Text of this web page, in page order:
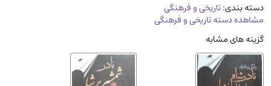
زندگینامه شهدا(9)
کتاب چاپ سنگی و کتاب خطی قدیمی
جغرافیا(9)
استخدامی و کاریابی دولتی و خصوصی.سوالـات
دسته بندی:تاریخی و فرهنگی
مشاهده دسته تاریخی و فرهنگی
گزینه های مشابه